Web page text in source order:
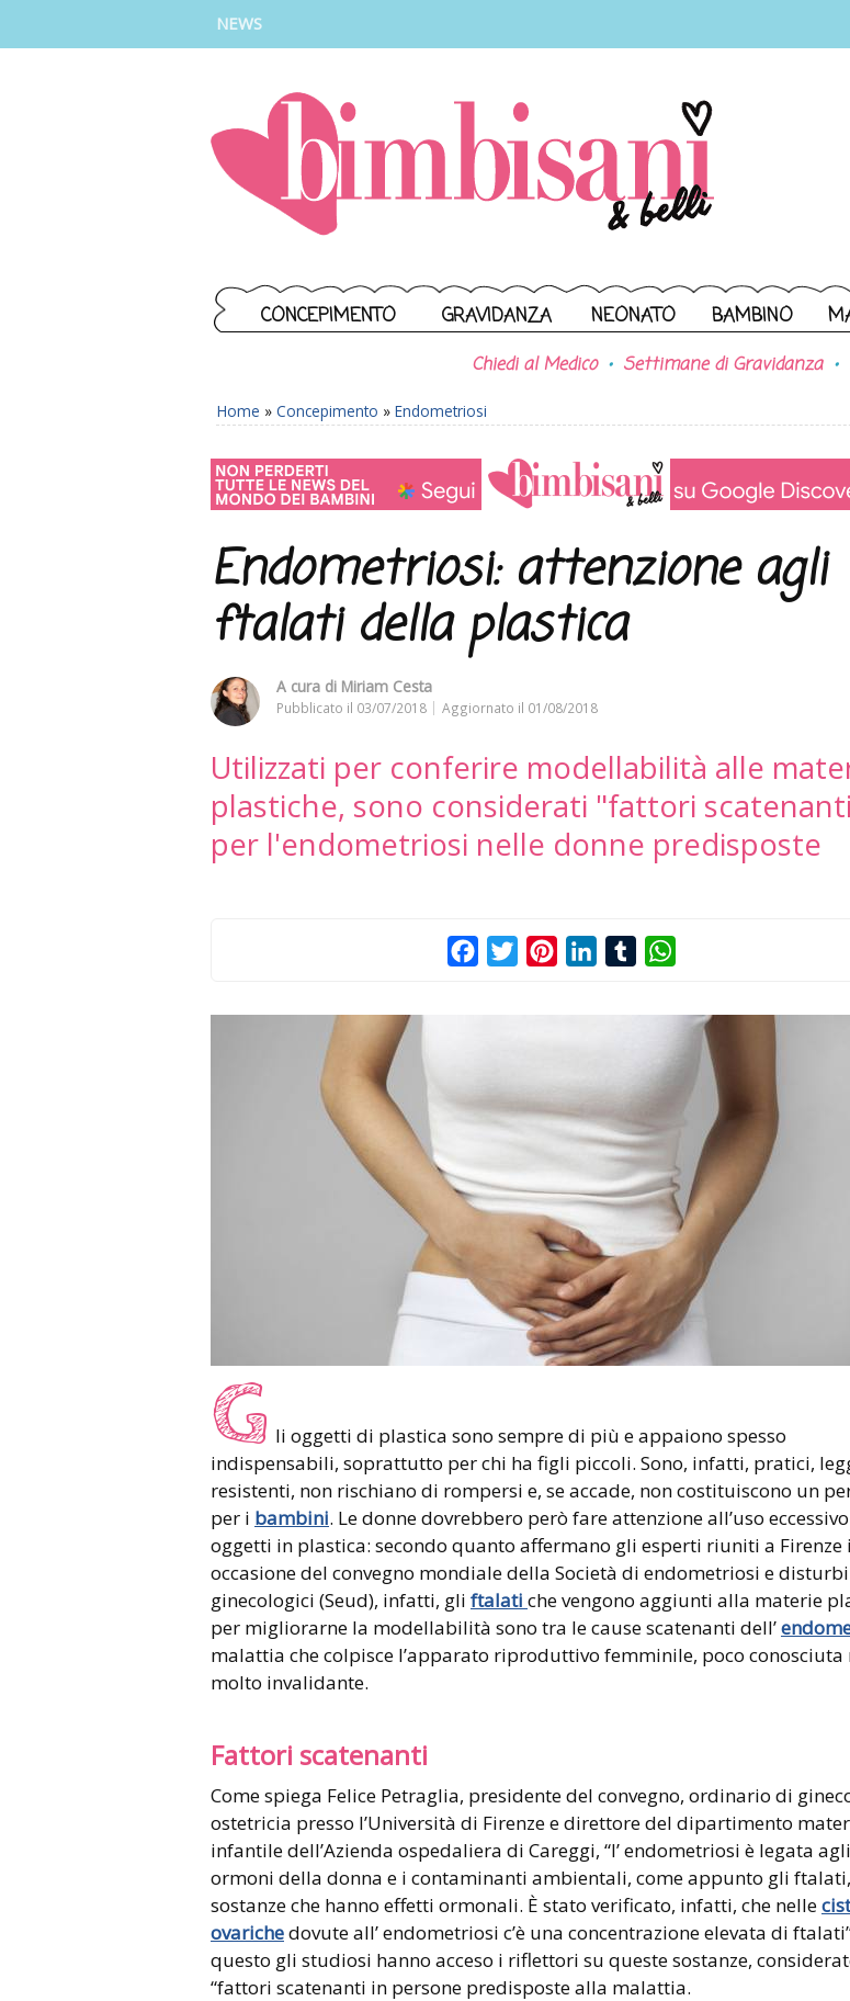
NEWS
CONCEPIMENTO GRAVIDANZA NEONATO BAMBINO
Chiedi al Medico Settimane di Gravidanza
Home » Concepimento » Endometriosi
Endometriosi: attenzione agli
ftalati della plastica
A cura di Miriam Cesta
Pubblicato il 03/07/2018 Aggiornato il 01/08/2018
Utilizzati per conferire modellabilità alle
plastiche, sono considerati "fattori
per l'endometriosi nelle donne predisposte
FacebookTwitterPinterestLinkedInTumblr
G li oggetti di plastica sono sempre di più e appaiono spesso
indispensabili, soprattutto per chi ha figli piccoli. Sono, infatti, pratici,
resistenti, non rischiano di rompersi e, se accade, non costituiscono un
per i bambini. Le donne dovrebbero però fare attenzione all’uso
oggetti in plastica: secondo quanto affermano gli esperti riuniti a Firenze
occasione del convegno mondiale della Società di endometriosi e disturbi
ginecologici (Seud), infatti, gli ftalati che vengono aggiunti alla materie
per migliorarne la modellabilità sono tra le cause scatenanti dell’
malattia che colpisce l’apparato riproduttivo femminile, poco conosciuta
molto invalidante.
Fattori scatenanti
Come spiega Felice Petraglia, presidente del convegno, ordinario di
ostetricia presso l’Università di Firenze e direttore del dipartimento
infantile dell’Azienda ospedaliera di Careggi, “l’ endometriosi è legata agli
ormoni della donna e i contaminanti ambientali, come appunto gli
sostanze che hanno effetti ormonali. È stato verificato, infatti, che nelle
ovarichedovute all’ endometriosi c’è una concentrazione elevata di
questo gli studiosi hanno acceso i riflettori su queste sostanze,
“fattori scatenanti in persone predisposte alla malattia.